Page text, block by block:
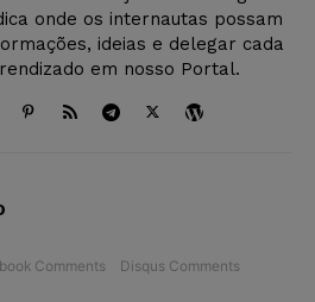
onde os internautas possam
ideias e delegar cada
em nosso Portal.
Comments Disqus Comments